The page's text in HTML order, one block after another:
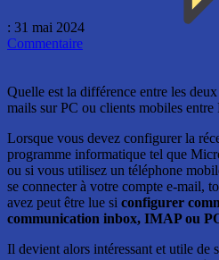
: 31 mai 2024
Commentaire
Quelle est la différence entre les
mails sur PC ou clients mobiles
Lorsque vous devez configurer la
programme informatique tel que
ou si vous utilisez un téléphone
se connecter à votre compte e-mail,
avez peut être lue si configurer
communication inbox, IMAP ou
Il devient alors intéressant et utile de